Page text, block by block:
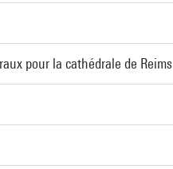
pour la cathédrale de Reims